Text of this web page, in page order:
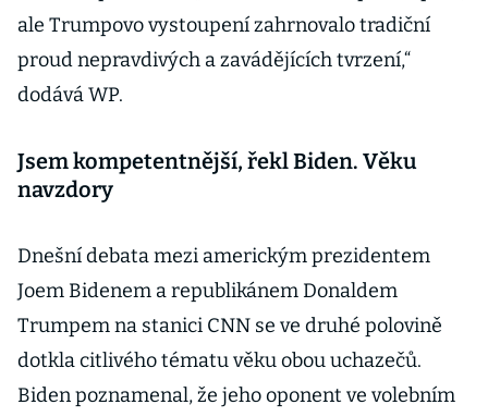
ale Trumpovo vystoupení zahrnovalo tradiční
proud nepravdivých a zavádějících tvrzení,“
dodává WP.
Jsem kompetentnější, řekl Biden. Věku
navzdory
Dnešní debata mezi americkým prezidentem
Joem Bidenem a republikánem Donaldem
Trumpem na stanici CNN se ve druhé polovině
dotkla citlivého tématu věku obou uchazečů.
Biden poznamenal, že jeho oponent ve volebním